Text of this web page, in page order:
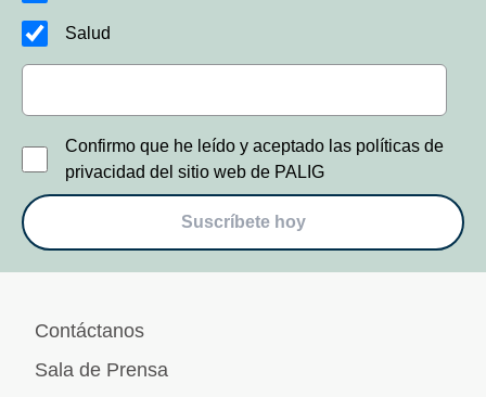
Salud
Confirmo que he leído y aceptado las políticas de
privacidad del sitio web de PALIG
Suscríbete hoy
Contáctanos
Sala de Prensa